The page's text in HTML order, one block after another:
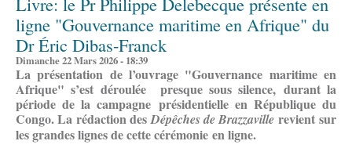
ligne "Gouvernance maritime en Afrique" du
Dr Éric Dibas-Franck
Dimanche 22 Mars 2026 - 18:39
La présentation de l’ouvrage "Gouvernance maritime en
Afrique" s’est déroulée presque sous silence, durant la
période de la campagne présidentielle en République du
Congo. La rédaction desDépêches de Brazzaville revient sur
les grandes lignes de cette cérémonie en ligne.